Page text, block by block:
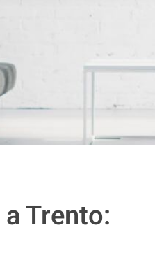
a Trento: